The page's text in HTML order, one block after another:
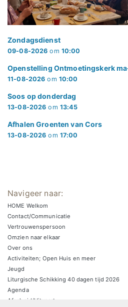
Zondagsdienst
09-08-2026 om 10:00
Openstelling Ontmoetingskerk
11-08-2026 om 10:00
Soos op donderdag
13-08-2026 om 13:45
Afhalen Groenten van Cors
13-08-2026 om 17:00
Navigeer naar:
HOME Welkom
Contact/Communicatie
Vertrouwenspersoon
Omzien naar elkaar
Over ons
Activiteiten; Open Huis en meer
Jeugd
Liturgische Schikking 40 dagen tijd 2026
Agenda
Afscheid/Uitvaart